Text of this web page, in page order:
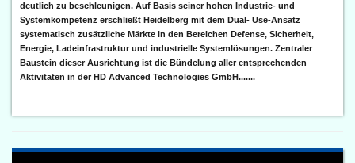
deutlich zu beschleunigen. Auf Basis seiner hohen Industrie- und
Systemkompetenz erschließt Heidelberg mit dem Dual- Use-Ansatz
systematisch zusätzliche Märkte in den Bereichen Defense, Sicherheit,
Energie, Ladeinfrastruktur und industrielle Systemlösungen. Zentraler
Baustein dieser Ausrichtung ist die Bündelung aller entsprechenden
Aktivitäten in der HD Advanced Technologies GmbH.......